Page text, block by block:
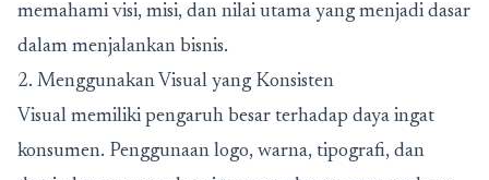
memahami visi, misi, dan nilai utama yang menjadi dasar
dalam menjalankan bisnis.
2. Menggunakan Visual yang Konsisten
Visual memiliki pengaruh besar terhadap daya ingat
konsumen. Penggunaan logo, warna, tipografi, dan